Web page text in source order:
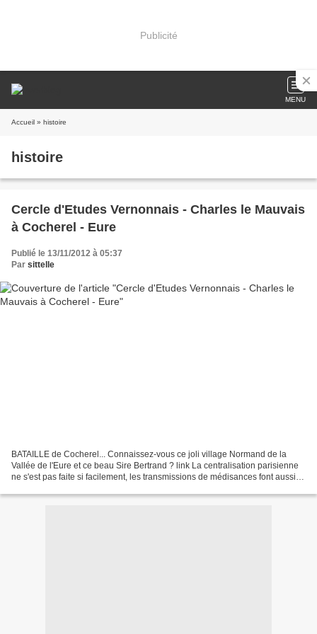
Publicité
MENU
Accueil » histoire
histoire
Cercle d'Etudes Vernonnais - Charles le Mauvais
à Cocherel - Eure
Publié le 13/11/2012 à 05:37
Par sittelle
BATAILLE de Cocherel... Connaissez-vous ce joli village Normand de la
Vallée de l'Eure et ce beau Sire Bertrand ? link La centralisation parisienne
ne s'est pas faite si facilement, les transmissions de médisances font aussi